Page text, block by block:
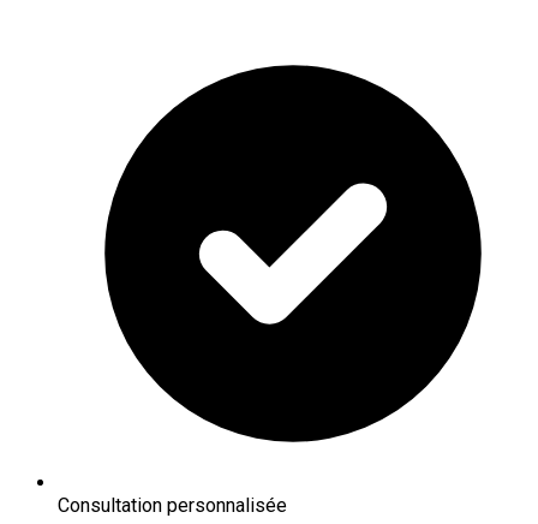
Consultation personnalisée